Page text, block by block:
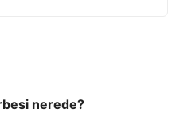
nerede?